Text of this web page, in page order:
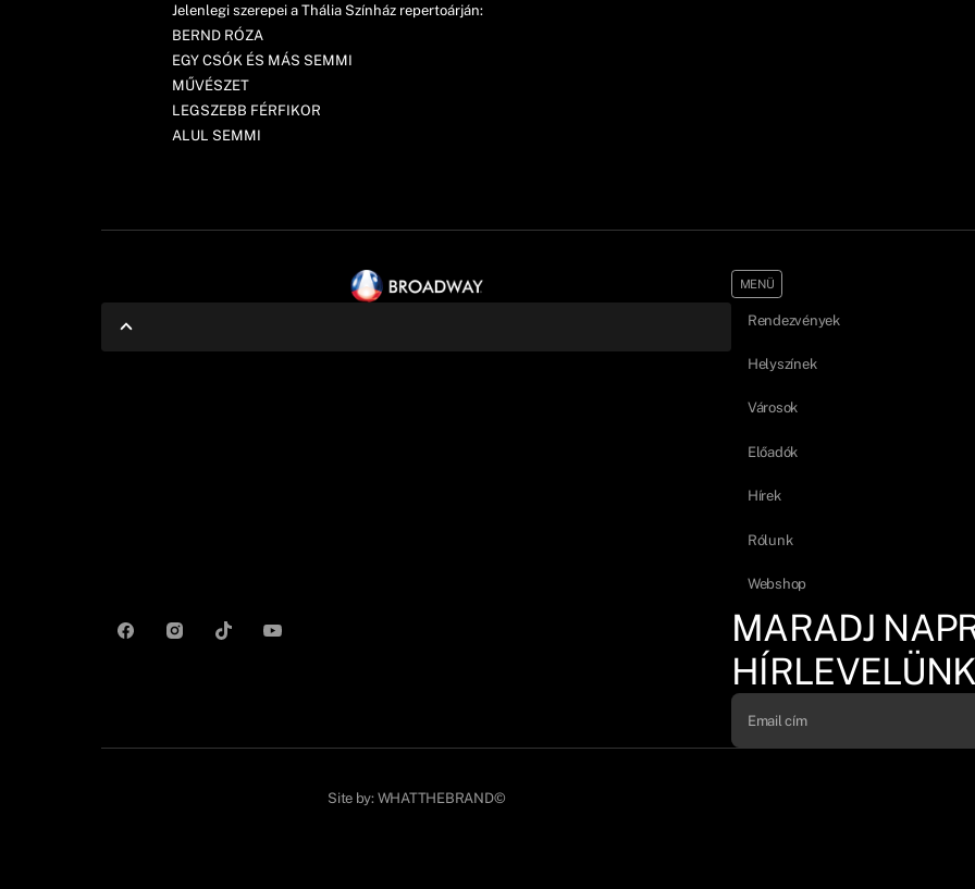
Jelenlegi szerepei a Thália Színház repertoárján:
BERND RÓZA
EGY CSÓK ÉS MÁS SEMMI
MŰVÉSZET
LEGSZEBB FÉRFIKOR
ALUL SEMMI
MENÜ
Rendezvények
Helyszínek
Városok
Előadók
Hírek
Rólunk
Webshop
MARADJ
Site by: WHATTHEBRAND©